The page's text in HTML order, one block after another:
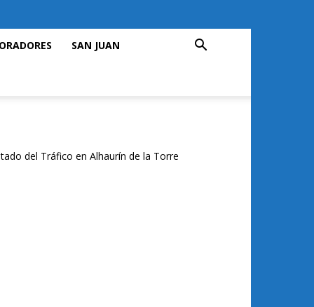
SAN JUAN
del Tráfico en Alhaurín de la Torre